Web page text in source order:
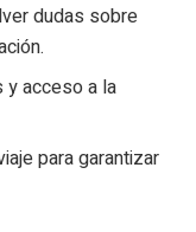
dudas sobre
y acceso a la
para garantizar